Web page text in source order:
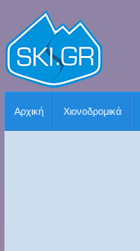
Αρχική Χιονοδρομικά